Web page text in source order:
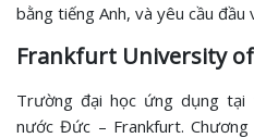
bằng tiếng Anh, và yêu cầu đầu
Frankfurt University
Trường đại học ứng dụng
nước Đức – Frankfurt.